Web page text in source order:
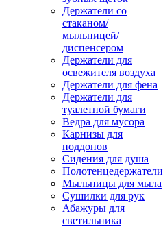
Держатели со
стаканом/
мыльницей/
диспенсером
Держатели для
освежителя воздуха
Держатели для фена
Держатели для
туалетной бумаги
Ведра для мусора
Карнизы для
поддонов
Сидения для душа
Полотенцедержатели
Мыльницы для мыла
Сушилки для рук
Абажуры для
светильника